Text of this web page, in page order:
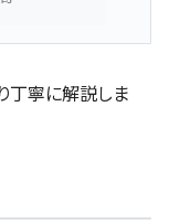
丁寧に解説しま